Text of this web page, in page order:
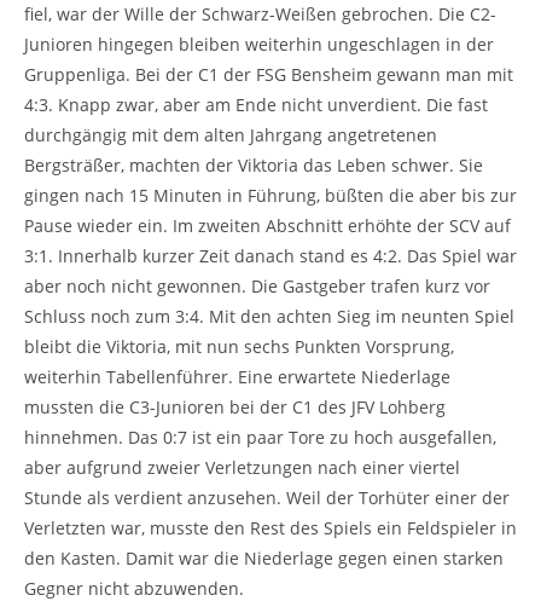
fiel, war der Wille der Schwarz-Weißen gebrochen. Die C2-
Junioren hingegen bleiben weiterhin ungeschlagen in der
Gruppenliga. Bei der C1 der FSG Bensheim gewann man mit
4:3. Knapp zwar, aber am Ende nicht unverdient. Die fast
durchgängig mit dem alten Jahrgang angetretenen
Bergsträßer, machten der Viktoria das Leben schwer. Sie
gingen nach 15 Minuten in Führung, büßten die aber bis zur
Pause wieder ein. Im zweiten Abschnitt erhöhte der SCV auf
3:1. Innerhalb kurzer Zeit danach stand es 4:2. Das Spiel war
aber noch nicht gewonnen. Die Gastgeber trafen kurz vor
Schluss noch zum 3:4. Mit den achten Sieg im neunten Spiel
bleibt die Viktoria, mit nun sechs Punkten Vorsprung,
weiterhin Tabellenführer. Eine erwartete Niederlage
mussten die C3-Junioren bei der C1 des JFV Lohberg
hinnehmen. Das 0:7 ist ein paar Tore zu hoch ausgefallen,
aber aufgrund zweier Verletzungen nach einer viertel
Stunde als verdient anzusehen. Weil der Torhüter einer der
Verletzten war, musste den Rest des Spiels ein Feldspieler in
den Kasten. Damit war die Niederlage gegen einen starken
Gegner nicht abzuwenden.